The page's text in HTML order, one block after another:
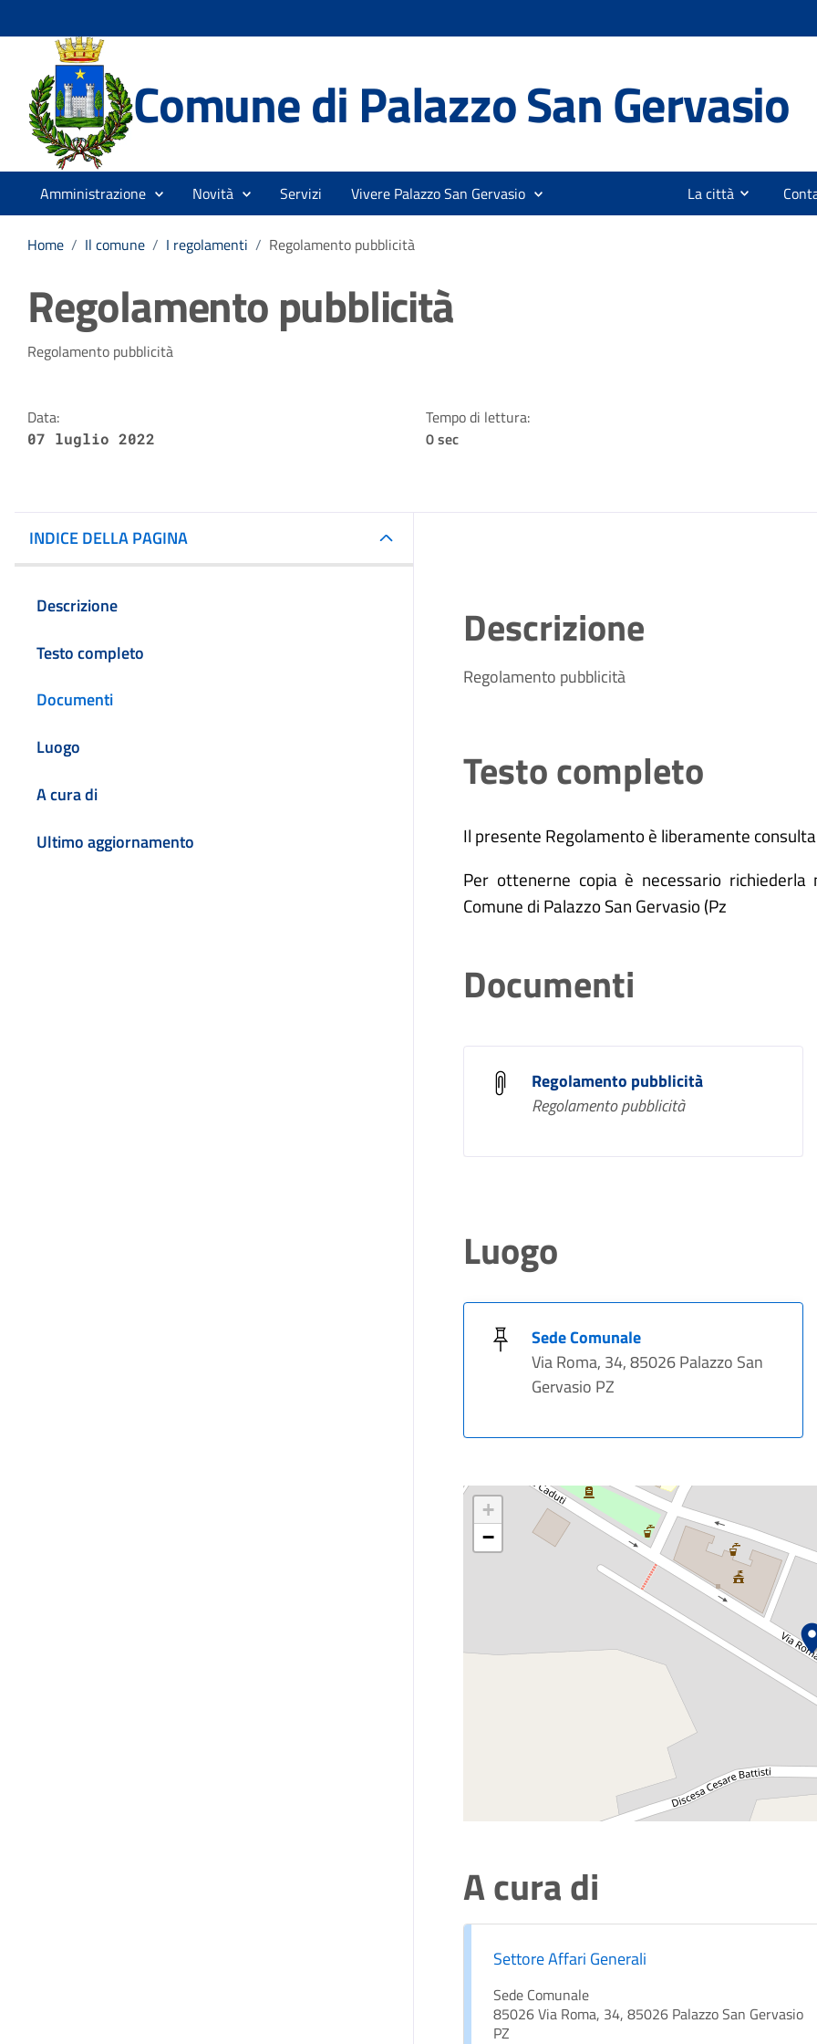
Comune di Palazzo San Gervasio
Amministrazione Novità Servizi Vivere Palazzo San Gervasio La città
Home / Il comune / I regolamenti / Regolamento pubblicità
Regolamento pubblicità
Dettagli della notizia
Regolamento pubblicità
Data:
07 luglio 2022
Tempo di lettura:
0 sec
INDICE DELLA PAGINA
Descrizione
Testo completo
Documenti
Luogo
A cura di
Ultimo aggiornamento
Descrizione
Regolamento pubblicità
Testo completo
Il presente Regolamento è liberamente
Per ottenerne copia è necessario
Comune di Palazzo San Gervasio (Pz
Documenti
Regolamento pubblicità
Regolamento pubblicità
Luogo
Sede Comunale
Via Roma, 34, 85026 Palazzo San
Gervasio PZ
+
−
A cura di
Settore Affari Generali
Sede Comunale
85026 Via Roma, 34, 85026 Palazzo San Gervasio
PZ